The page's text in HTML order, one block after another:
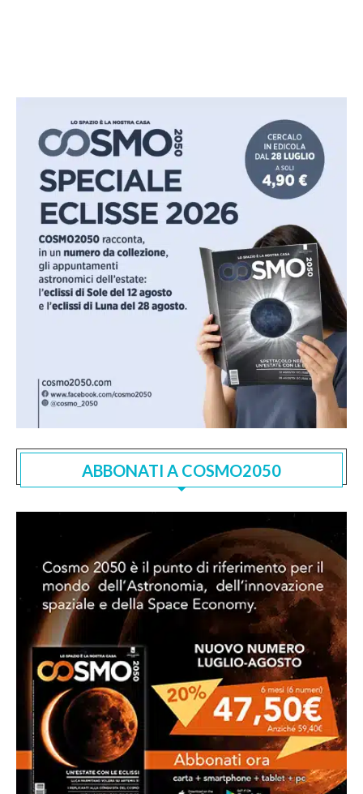
ABBONATI A COSMO2050